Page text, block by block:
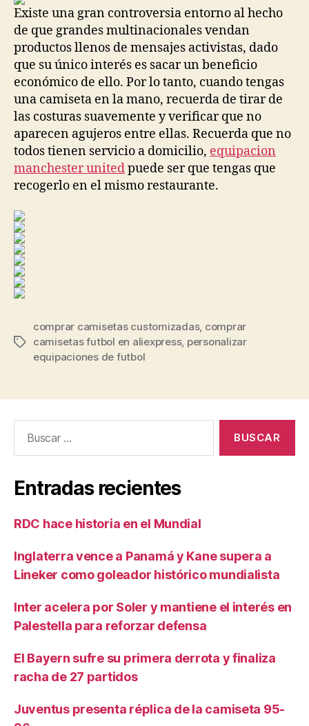
Existe una gran controversia entorno al hecho
de que grandes multinacionales vendan
productos llenos de mensajes activistas, dado
que su único interés es sacar un beneficio
económico de ello. Por lo tanto, cuando tengas
una camiseta en la mano, recuerda de tirar de
las costuras suavemente y verificar que no
aparecen agujeros entre ellas. Recuerda que no
todos tienen servicio a domicilio, equipacion
manchester unitedpuede ser que tengas que
recogerlo en el mismo restaurante.
Etiquetas
comprar camisetas customizadas, comprar
camisetas futbol en aliexpress, personalizar
equipaciones de futbol
Entradas recientes
RDC hace historia en el Mundial
Inglaterra vence a Panamá y Kane supera a
Lineker como goleador histórico mundialista
Inter acelera por Soler y mantiene el interés en
Palestella para reforzar defensa
El Bayern sufre su primera derrota y finaliza
racha de 27 partidos
Juventus presenta réplica de la camiseta 95-